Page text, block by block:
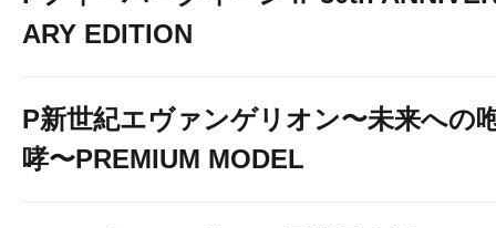
ARY EDITION
P新世紀エヴァンゲリオン〜未来への
哮〜PREMIUM MODEL